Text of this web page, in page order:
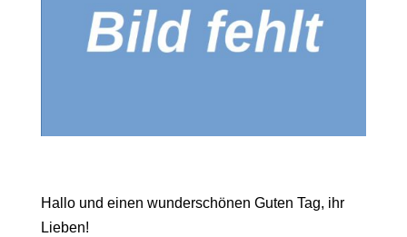
Hallo und einen wunderschönen Guten Tag, ihr
Lieben!